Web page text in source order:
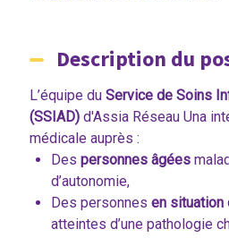
Description du
L’équipe du Service de Soins
(SSIAD)d'Assia Réseau Una
médicale auprès :
Des personnes âgées
d’autonomie,
Des personnes en situation
atteintes d’une pathologie